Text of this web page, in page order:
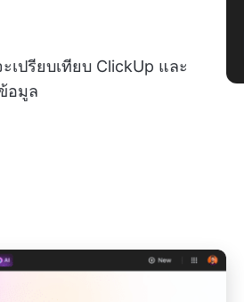
ปรียบเทียบ ClickUp และ
อมูล